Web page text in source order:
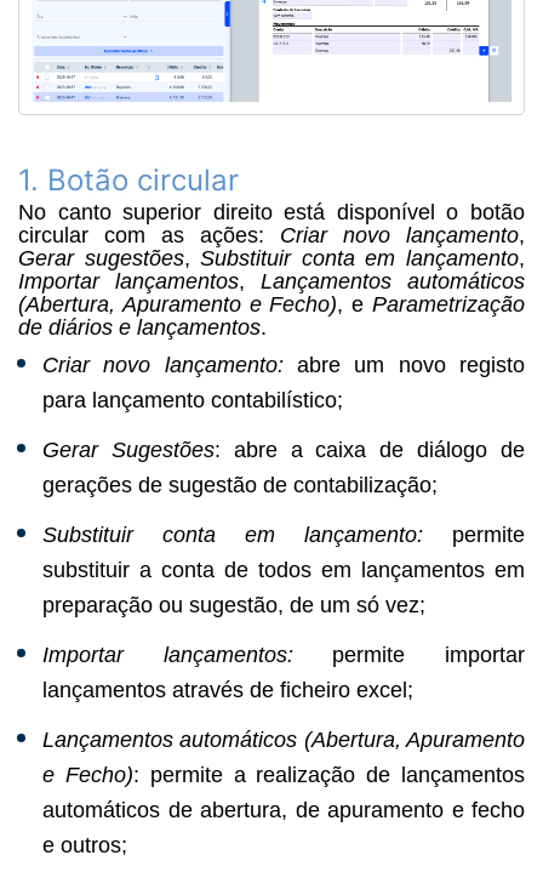
1. Botão circular
No canto superior direito está disponível o botão
circular com as ações: Criar novo lançamento,
Gerar sugestões,Substituir conta em lançamento,
Importar lançamentos, Lançamentos automáticos
(Abertura, Apuramento e Fecho), eParametrização
de diários e lançamentos.
Criar novo lançamento:abre um novo registo
para lançamento contabilístico;
Gerar Sugestões: abre a caixa de diálogo de
gerações de sugestão de contabilização;
Substituir conta em lançamento: permite
substituir a conta de todos em lançamentos em
preparação ou sugestão, de um só vez;
Importar lançamentos: permite importar
lançamentos através de ficheiro excel;
Lançamentos automáticos (Abertura, Apuramento
e Fecho): permite a realização de lançamentos
automáticos de abertura, de apuramento e fecho
e outros;